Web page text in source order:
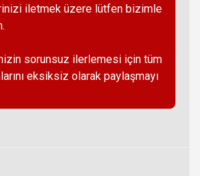
iletmek üzere lütfen bizimle
sorunsuz ilerlemesi için tüm
eksiksiz olarak paylaşmayı